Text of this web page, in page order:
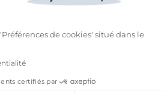
de cookies' situé dans le
certifiés par
-
Mercredi 12 Août 2026
journée au pied du camion - Hors